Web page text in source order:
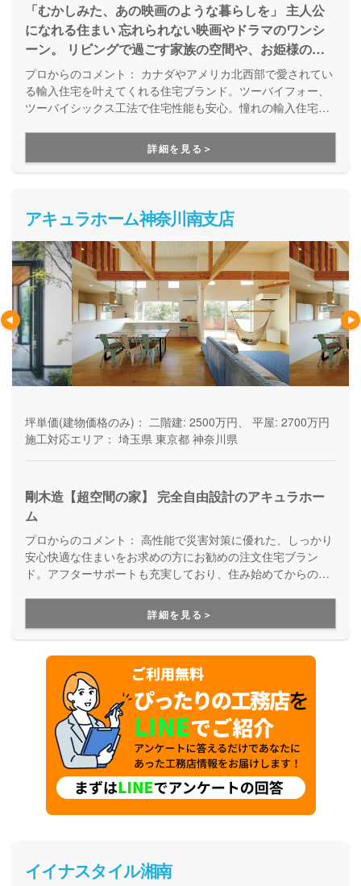
「むかしみた、あの映画のような暮らしを」 主人公
になれる住まい 忘れられない映画やドラマのワンシ
ーン。 リビングで過ごす家族の空間や、お姫様のよ
うに階段を降りてくる姿… あなたの憧れを、私たち
と一緒に叶えませんか。
プロからのコメント： カナダやアメリカ北西部で愛されてい
る輸入住宅を叶えてくれる住宅ブランド。ツーバイフォー、
ツーバイシックス工法で住宅性能も安心。憧れの輸入住宅で
詳細を見る＞
アキュラホーム神奈川南支店
坪単価(建物価格のみ)： 二階建: 2500万円、 平屋: 2700万円
施工対応エリア： 埼玉県 東京都 神奈川県
剛木造【超空間の家】 完全自由設計のアキュラホー
ム
プロからのコメント： 高性能で災害対策に優れた、しっかり
安心快適な住まいをお求めの方にお勧めの注文住宅ブラン
ド。アフターサポートも充実しており、住み始めてからの暮
詳細を見る＞
イイナスタイル湘南